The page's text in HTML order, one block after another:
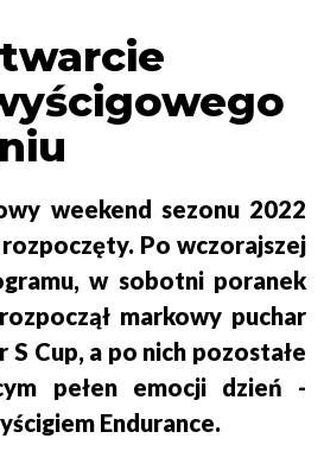
weekend sezonu 2022
Po wczorajszej
w sobotni poranek
markowy puchar
Cup, a po nich pozostałe
pełen emocji dzień -
Endurance.